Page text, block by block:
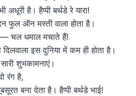
अधूरी है। हैप्पी बर्थडे रे यारा!
फुल ऑन मस्ती वाला होता है।
चल धमाल मचाते हैं!
इस दुनिया में कम ही होता है।
शुभकामनाएं।
रंग है,
बना देता है। हैप्पी बर्थडे भाई!